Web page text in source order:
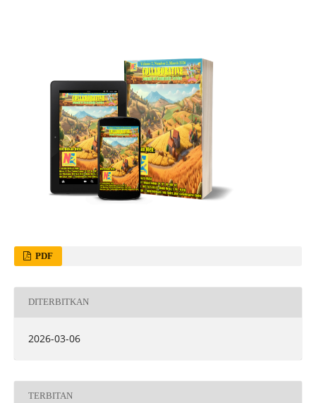
PDF
DITERBITKAN
2026-03-06
TERBITAN